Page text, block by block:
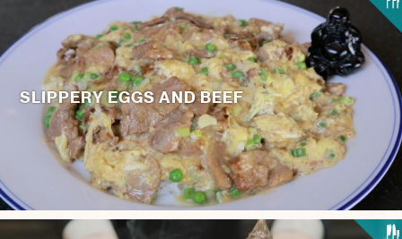
SLIPPERY EGGS AND BEEF